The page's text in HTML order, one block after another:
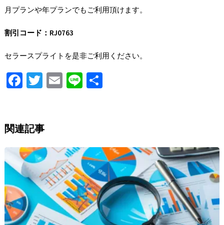
月プランや年プランでもご利用頂けます。
割引コード：RJ0763
セラースプライトを是非ご利用ください。
Fa
o
o
k
T
er
E Li S
関連記事